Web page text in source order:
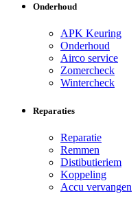
Onderhoud
APK Keuring
Onderhoud
Airco service
Zomercheck
Wintercheck
Reparaties
Reparatie
Remmen
Distibutieriem
Koppeling
Accu vervangen